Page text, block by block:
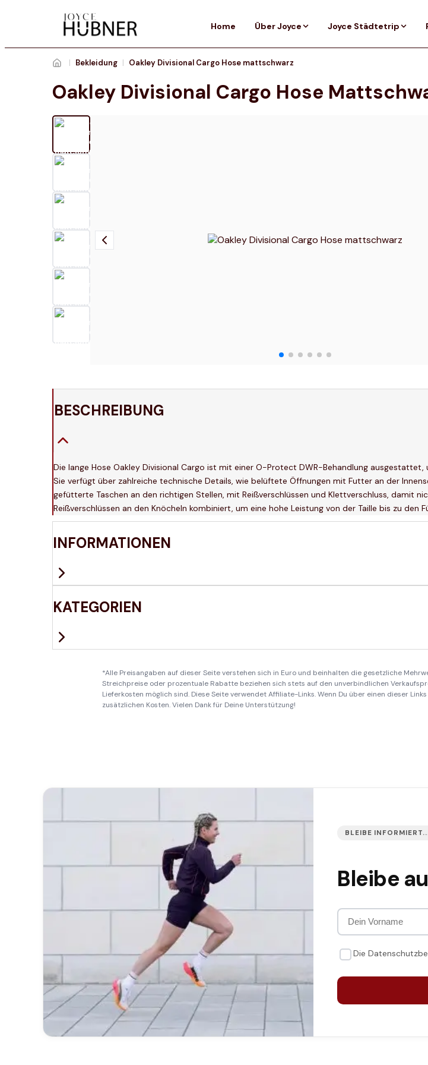
Home Über Joyce Joyce Städtetrip
| Bekleidung | Oakley Divisional Cargo Hose mattschwarz
Oakley Divisional Cargo Hose
BESCHREIBUNG
Die lange Hose Oakley Divisional Cargo ist mit einer O-Protect DWR-Behandlung
Sie verfügt über zahlreiche technische Details, wie belüftete Öffnungen mit Futter an der
gefütterte Taschen an den richtigen Stellen, mit Reißverschlüssen und Klettverschluss, damit
Reißverschlüssen an den Knöcheln kombiniert, um eine hohe Leistung von der Taille bis zu den
INFORMATIONEN
KATEGORIEN
*Alle Preisangaben auf dieser Seite verstehen sich in Euro und beinhalten die gesetzliche
Streichpreise oder prozentuale Rabatte beziehen sich stets auf den unverbindlichen
Lieferkosten möglich sind. Diese Seite verwendet Affiliate-Links. Wenn Du über einen dieser
zusätzlichen Kosten. Vielen Dank für Deine Unterstützung!
BLEIBE
Bleibe
Die